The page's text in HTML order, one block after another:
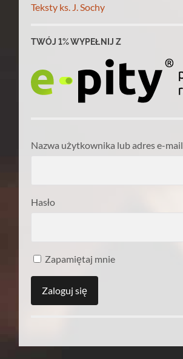
Teksty ks. J. Sochy
TWÓJ 1% WYPEŁNIJ Z
Nazwa użytkownika lub adres e-mail
Hasło
Zapamiętaj mnie